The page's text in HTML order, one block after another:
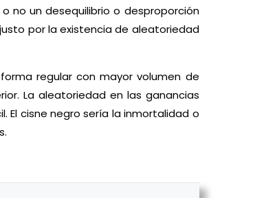
no un desequilibrio o desproporción
por la existencia de aleatoriedad
regular con mayor volumen de
La aleatoriedad en las ganancias
El cisne negro sería la inmortalidad o